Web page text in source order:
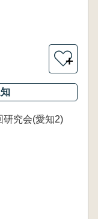
＋
究会(愛知2)